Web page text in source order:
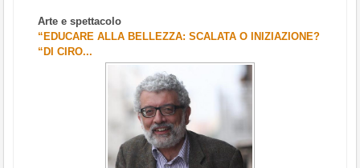
Arte e spettacolo
“EDUCARE ALLA BELLEZZA: SCALATA O INIZIAZIONE?
“DI CIRO...